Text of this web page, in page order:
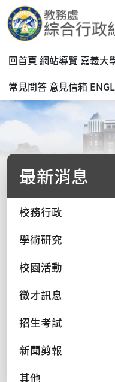
回首頁 網站導覽 嘉義大
常見問答 意見信箱
最新消息
校務行政
學術研究
校園活動
徵才訊息
招生考試
新聞剪報
其他